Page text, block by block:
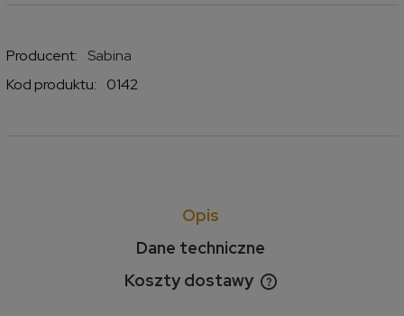
Producent:
Sabina
Kod produktu:
0142
Opis
Dane techniczne
Koszty dostawy
Cena nie zawiera ewentualnych kosztów płatności